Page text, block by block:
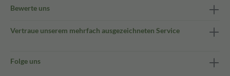
Bewerte uns
Vertraue unserem mehrfach ausgezeichneten Service
Folge uns